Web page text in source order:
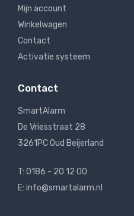
Mijn account
Winkelwagen
Contact
Activatie systeem
Contact
SmartAlarm
De Vriesstraat 28
3261PC Oud Beijerland
T: 0186 - 20 12 00
E: info@smartalarm.nl